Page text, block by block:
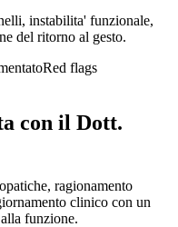
instabilita' funzionale,
del ritorno al gesto.
Red flags
con il Dott.
ragionamento
clinico con un
funzione.